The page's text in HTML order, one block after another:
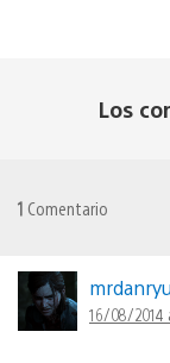
Los
1 Comentario
mrdanryu
16/08/2014